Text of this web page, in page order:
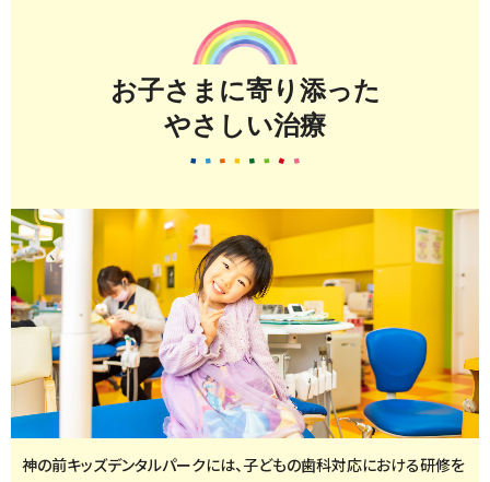
お子さまに寄り添った
やさしい治療
神の前キッズデンタルパークには、子どもの歯科対応における研修を